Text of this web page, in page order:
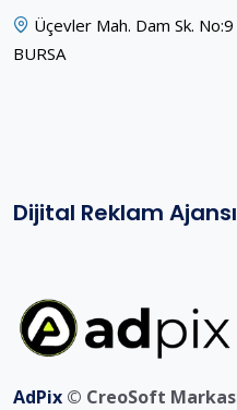
Üçevler Mah. Dam Sk.
BURSA
Dijital Reklam
AdPix © CreoSoft